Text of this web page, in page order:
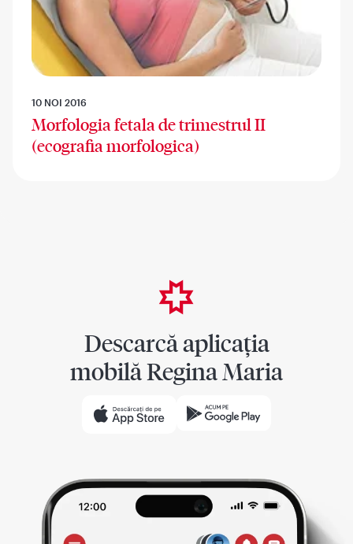
10 NOI 2016
Morfologia fetala de trimestrul II
(ecografia morfologica)
Descarcă aplicația
mobilă Regina Maria